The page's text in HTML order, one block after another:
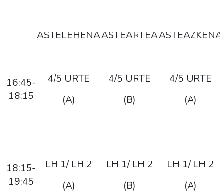
ASTELEHENAASTEARTEA
16:45-
18:15
4/5 URTE
(A)
4/5 URTE
(B)
4/5 URTE
(A)
18:15-
19:45
LH 1/ LH 2
(A)
LH 1/ LH 2
(B)
LH 1/ LH 2
(A)